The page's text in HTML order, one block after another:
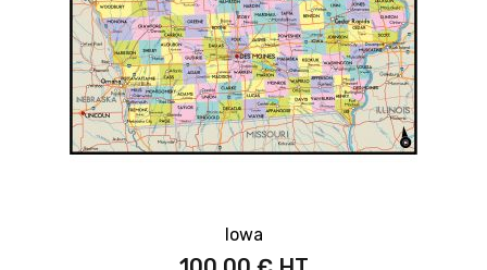
Iowa